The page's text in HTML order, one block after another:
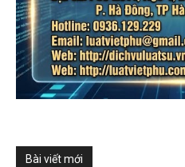
Bài viết mới